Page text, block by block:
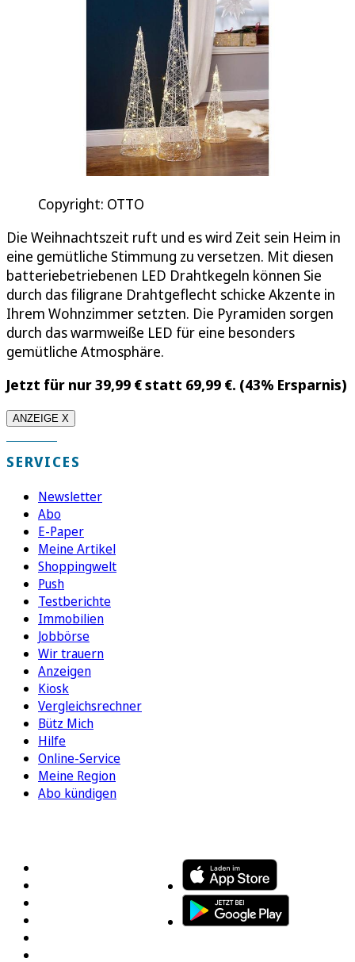
Copyright: OTTO
Die Weihnachtszeit ruft und es wird Zeit sein Heim in
eine gemütliche Stimmung zu versetzen. Mit diesen
batteriebetriebenen LED Drahtkegeln können Sie
durch das filigrane Drahtgeflecht schicke Akzente in
Ihrem Wohnzimmer setzten. Die Pyramiden sorgen
durch das warmweiße LED für eine besonders
gemütliche Atmosphäre.
Jetzt für nur 39,99 € statt 69,99 €. (43% Ersparnis)
ANZEIGE X
SERVICES
Newsletter
Abo
E-Paper
Meine Artikel
Shoppingwelt
Push
Testberichte
Immobilien
Jobbörse
Wir trauern
Anzeigen
Kiosk
Vergleichsrechner
Bütz Mich
Hilfe
Online-Service
Meine Region
Abo kündigen